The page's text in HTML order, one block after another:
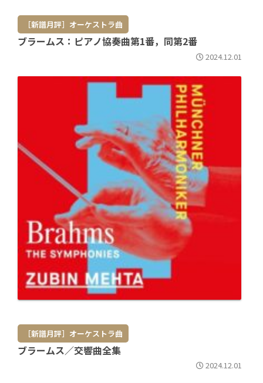
［新譜月評］オーケストラ曲
ブラームス：ピアノ協奏曲第1番，同第2番
2024.12.01
［新譜月評］オーケストラ曲
ブラームス／交響曲全集
2024.12.01